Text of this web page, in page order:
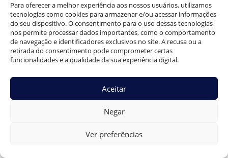
Para oferecer a melhor experiência aos nossos usuários, utilizamos
tecnologias como cookies para armazenar e/ou acessar informações
do seu dispositivo. O consentimento para o uso dessas tecnologias
nos permite processar dados importantes, como o comportamento
de navegação e identificadores exclusivos no site. A recusa ou a
retirada do consentimento pode comprometer certas
funcionalidades e a qualidade da sua experiência digital.
Aceitar
Negar
Ver preferências
alguns casos,ninfertilidade. Em ambas, sintomas
intensos ou de instalação rápida
merecemnavaliação urgente.”
}
},
“text”: “A cirurgia é indicada na hidrocele quando há